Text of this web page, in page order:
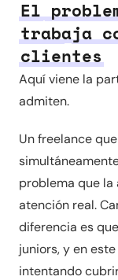
El
trabaja
clientes
Aquí viene la
admiten.
Un freelance
problema que la
atención real.
diferencia es
juniors, y en
intentando